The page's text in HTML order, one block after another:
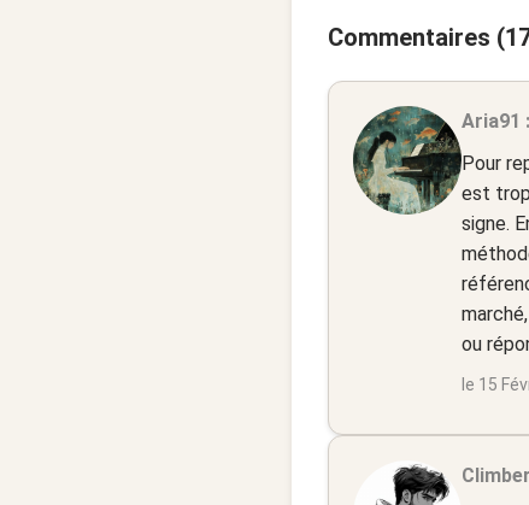
Commentaires
Aria91 :
Pour
est
signe.
ou
le 15